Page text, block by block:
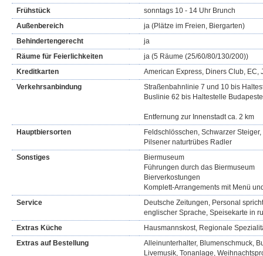
Frühstück
sonntags 10 - 14 Uhr Brunch
Außenbereich
ja (Plätze im Freien, Biergarten)
Behindertengerecht
ja
Räume für Feierlichkeiten
ja (5 Räume (25/60/80/130/200))
Kreditkarten
American Express, Diners Club, EC,
Verkehrsanbindung
Straßenbahnlinie 7 und 10 bis
Buslinie 62 bis Haltestelle
Entfernung zur Innenstadt ca. 2 km
Hauptbiersorten
Feldschlösschen, Schwarzer
Pilsener naturtrübes Radler
Sonstiges
Biermuseum
Führungen durch das Biermuseum
Bierverkostungen
Komplett-Arrangements mit Menü
Service
Deutsche Zeitungen, Personal
englischer Sprache, Speisekarte in
Extras Küche
Hausmannskost, Regionale
Extras auf Bestellung
Alleinunterhalter, Blumenschmuck,
Livemusik, Tonanlage,